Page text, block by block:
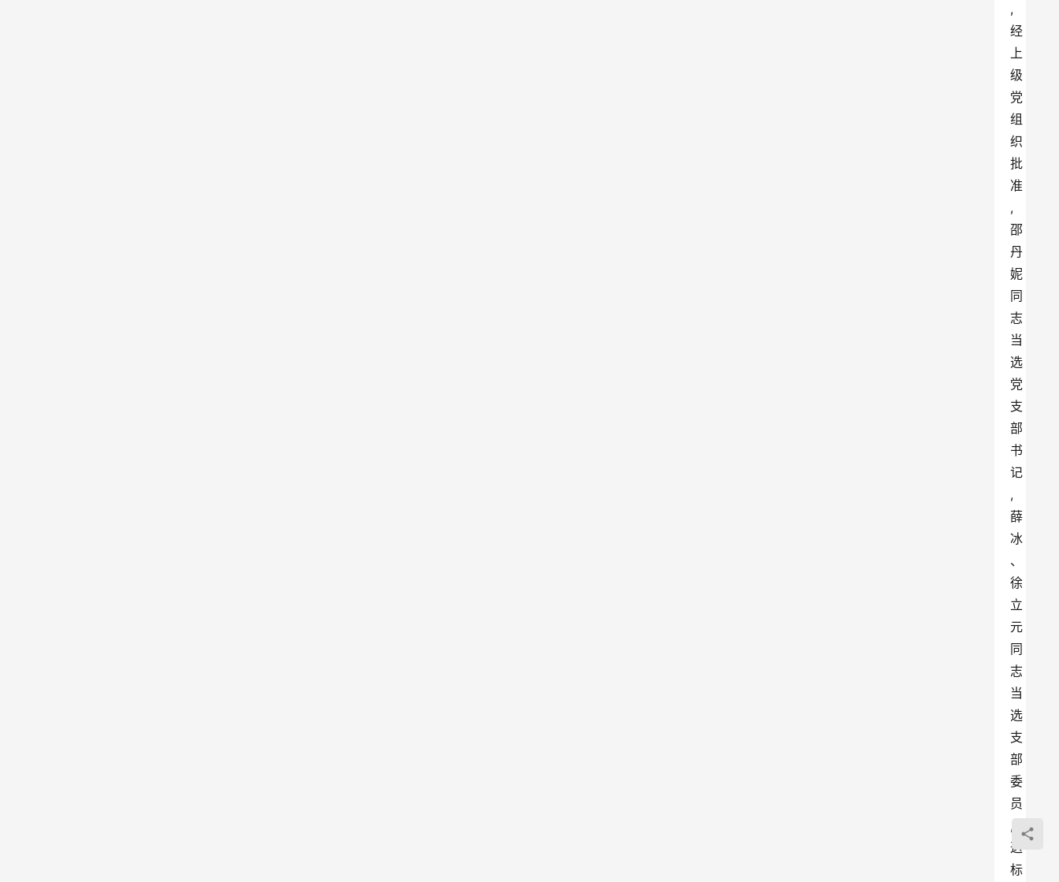
,
经
上
级
党
组
织
批
准
,
邵
丹
妮
同
志
当
选
党
支
部
书
记
,
薛
冰
、
徐
立
元
同
志
当
选
支
部
委
员
,
这
标